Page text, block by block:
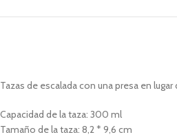
Tazas de escalada con una presa en
Capacidad de la taza: 300 ml
Tamaño de la taza: 8,2 * 9,6 cm